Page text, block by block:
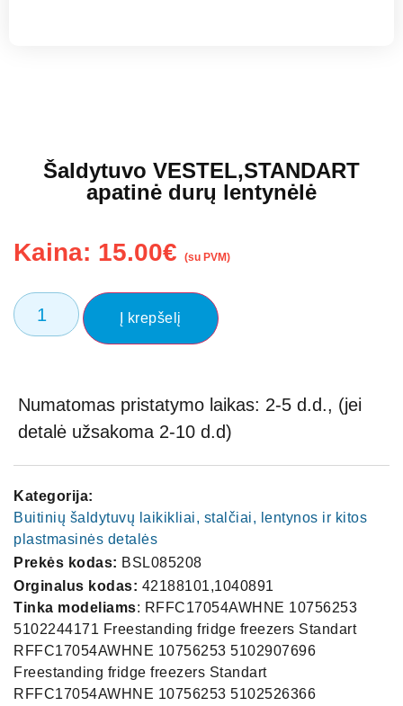
Šaldytuvo VESTEL,STANDART
apatinė durų lentynėlė
Kaina: 15.00€ (su PVM)
Į krepšelį
Numatomas pristatymo laikas: 2-5 d.d., (jei
detalė užsakoma 2-10 d.d)
Kategorija:
Buitinių šaldytuvų laikikliai, stalčiai, lentynos ir kitos
plastmasinės detalės
Prekės kodas: BSL085208
Orginalus kodas: 42188101,1040891
Tinka modeliams: RFFC17054AWHNE 10756253
5102244171 Freestanding fridge freezers Standart
RFFC17054AWHNE 10756253 5102907696
Freestanding fridge freezers Standart
RFFC17054AWHNE 10756253 5102526366